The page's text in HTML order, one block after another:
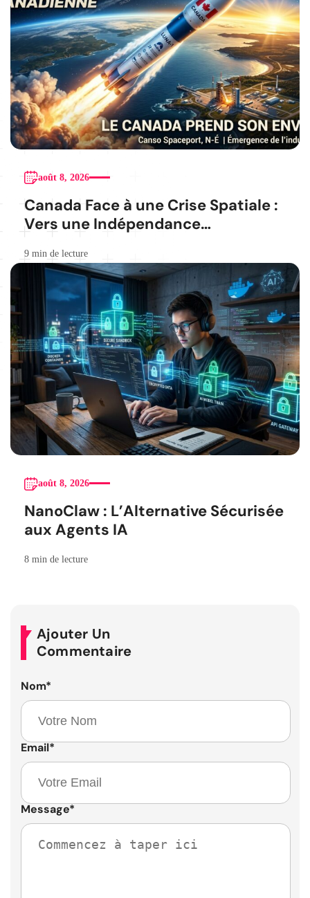
août 8, 2026
Canada Face à une Crise Spatiale :
Vers une Indépendance
Stratégique
9 min de lecture
août 8, 2026
NanoClaw : L’Alternative Sécurisée
aux Agents IA
8 min de lecture
Ajouter Un
Commentaire
Nom*
Email*
Message*